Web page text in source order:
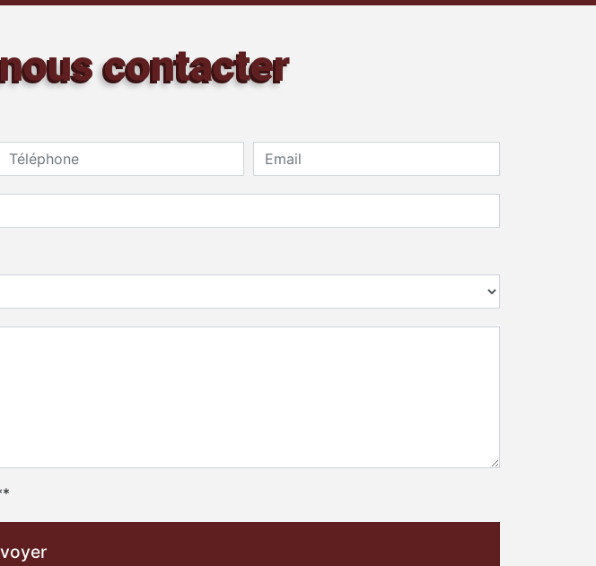
contacter